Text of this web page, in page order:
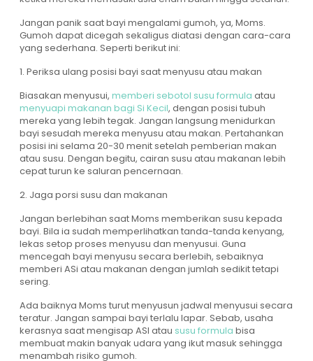
Jangan panik saat bayi mengalami gumoh, ya, Moms.
Gumoh dapat dicegah sekaligus diatasi dengan cara-cara
yang sederhana. Seperti berikut ini:
1. Periksa ulang posisi bayi saat menyusu atau makan
Biasakan menyusui, memberi sebotol susu formula atau
menyuapi makanan bagi Si Kecil, dengan posisi tubuh
mereka yang lebih tegak. Jangan langsung menidurkan
bayi sesudah mereka menyusu atau makan. Pertahankan
posisi ini selama 20-30 menit setelah pemberian makan
atau susu. Dengan begitu, cairan susu atau makanan lebih
cepat turun ke saluran pencernaan.
2. Jaga porsi susu dan makanan
Jangan berlebihan saat Moms memberikan susu kepada
bayi. Bila ia sudah memperlihatkan tanda-tanda kenyang,
lekas setop proses menyusu dan menyusui. Guna
mencegah bayi menyusu secara berlebih, sebaiknya
memberi ASi atau makanan dengan jumlah sedikit tetapi
sering.
Ada baiknya Moms turut menyusun jadwal menyusui secara
teratur. Jangan sampai bayi terlalu lapar. Sebab, usaha
kerasnya saat mengisap ASI atau susu formula bisa
membuat makin banyak udara yang ikut masuk sehingga
menambah risiko gumoh.